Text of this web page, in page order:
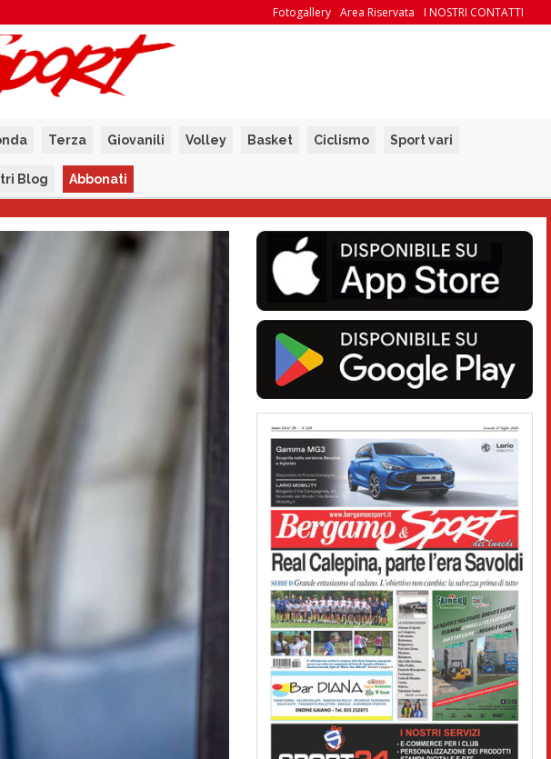
I NOSTRI CONTATTI
Area Riservata
Fotogallery
Terza Giovanili Volley Basket Ciclismo Sport vari
Blog Abbonati